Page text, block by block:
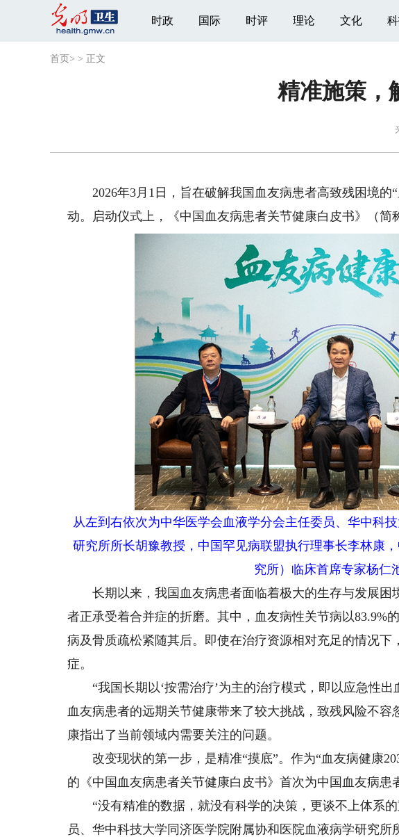
时政 国际 时评 理论 文化
首页 > > 正文
精准施策，
2026年3月1日，旨在破解我国血友病患者高致残困境的“
动。启动仪式上，《中国血友病患者关节健康白皮书》（简
从左到右依次为中华医学会血液学分会主任委员、华中科
研究所所长胡豫教授，中国罕见病联盟执行理事长李林康
究所）临床首席专家杨仁
长期以来，我国血友病患者面临着极大的生存与发展困
者正承受着合并症的折磨。其中，血友病性关节病以83.9%
病及骨质疏松紧随其后。即使在治疗资源相对充足的情况下
症。
“我国长期以‘按需治疗’为主的治疗模式，即以应急性出
血友病患者的远期关节健康带来了较大挑战，致残风险不
康指出了当前领域内需要关注的问题。
改变现状的第一步，是精准“摸底”。作为“血友病健康
的《中国血友病患者关节健康白皮书》首次为中国血友病患
“没有精准的数据，就没有科学的决策，更谈不上体系的
员、华中科技大学同济医学院附属协和医院血液病学研究